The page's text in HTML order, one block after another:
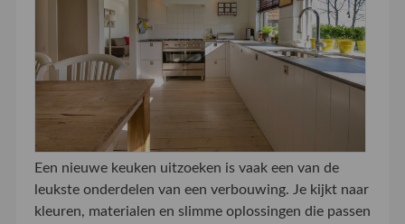
Een nieuwe keuken uitzoeken is vaak een van de
leukste onderdelen van een verbouwing. Je kijkt naar
kleuren, materialen en slimme oplossingen die passen